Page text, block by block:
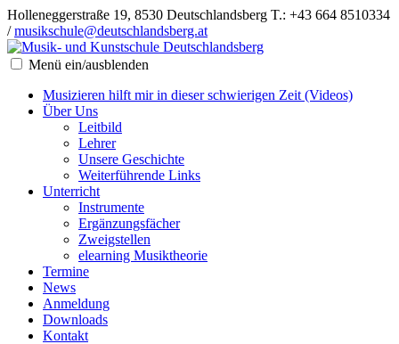
Holleneggerstraße 19, 8530 Deutschlandsberg T.: +43 664 8510334
/musikschule@deutschlandsberg.at
Menü ein/ausblenden
Musizieren hilft mir in dieser schwierigen Zeit (Videos)
Über Uns
Leitbild
Lehrer
Unsere Geschichte
Weiterführende Links
Unterricht
Instrumente
Ergänzungsfächer
Zweigstellen
elearning Musiktheorie
Termine
News
Anmeldung
Downloads
Kontakt